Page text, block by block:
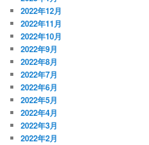
2022年12月
2022年11月
2022年10月
2022年9月
2022年8月
2022年7月
2022年6月
2022年5月
2022年4月
2022年3月
2022年2月